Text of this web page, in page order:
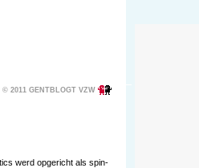
© 2011 GENTBLOGT VZW
werd opgericht als spin-